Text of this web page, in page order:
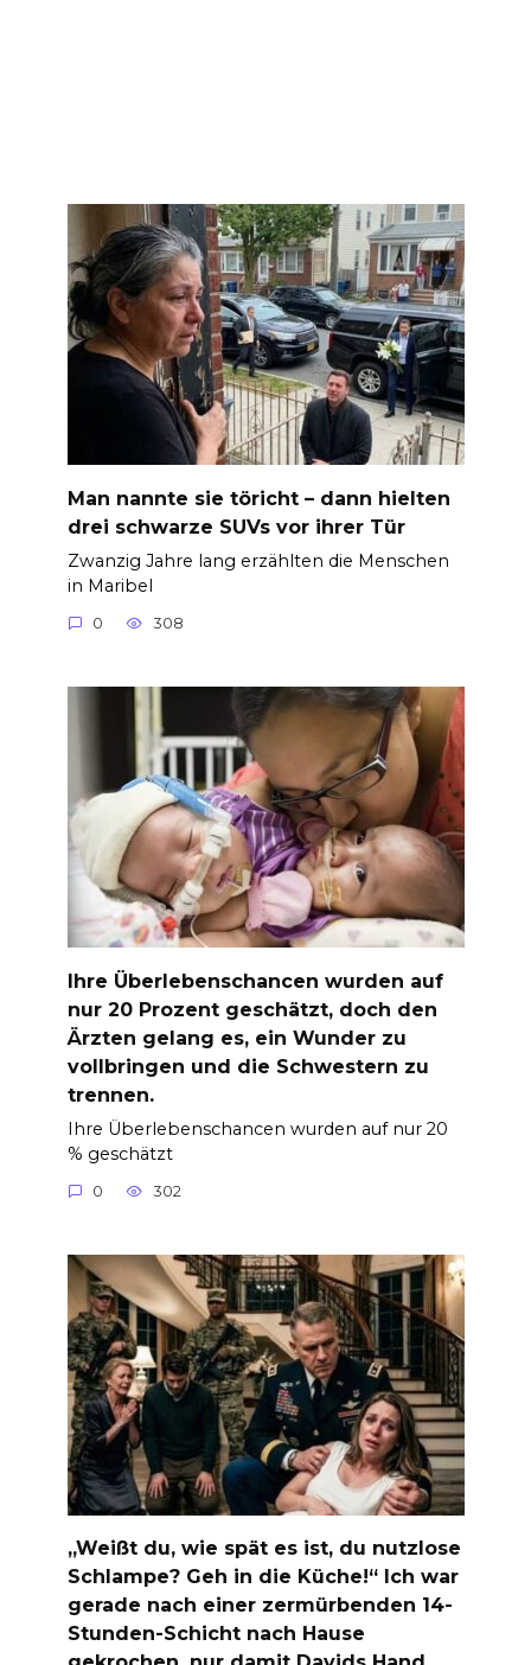
Man nannte sie töricht – dann hielten
drei schwarze SUVs vor ihrer Tür
Zwanzig Jahre lang erzählten die Menschen
in Maribel
0 308
Ihre Überlebenschancen wurden auf
nur 20 Prozent geschätzt, doch den
Ärzten gelang es, ein Wunder zu
vollbringen und die Schwestern zu
trennen.
Ihre Überlebenschancen wurden auf nur 20
% geschätzt
0 302
„Weißt du, wie spät es ist, du nutzlose
Schlampe? Geh in die Küche!“ Ich war
gerade nach einer zermürbenden 14-
Stunden-Schicht nach Hause